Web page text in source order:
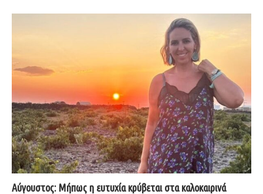
Αύγουστος: Μήπως η ευτυχία κρύβεται στα καλοκαιρινά